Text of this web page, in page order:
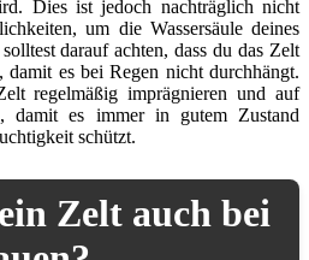
Dies ist jedoch nachträglich nicht
um die Wassersäule deines
darauf achten, dass du das Zelt
damit es bei Regen nicht durchhängt.
regelmäßig imprägnieren und auf
damit es immer in gutem Zustand
schützt.
Zelt auch bei